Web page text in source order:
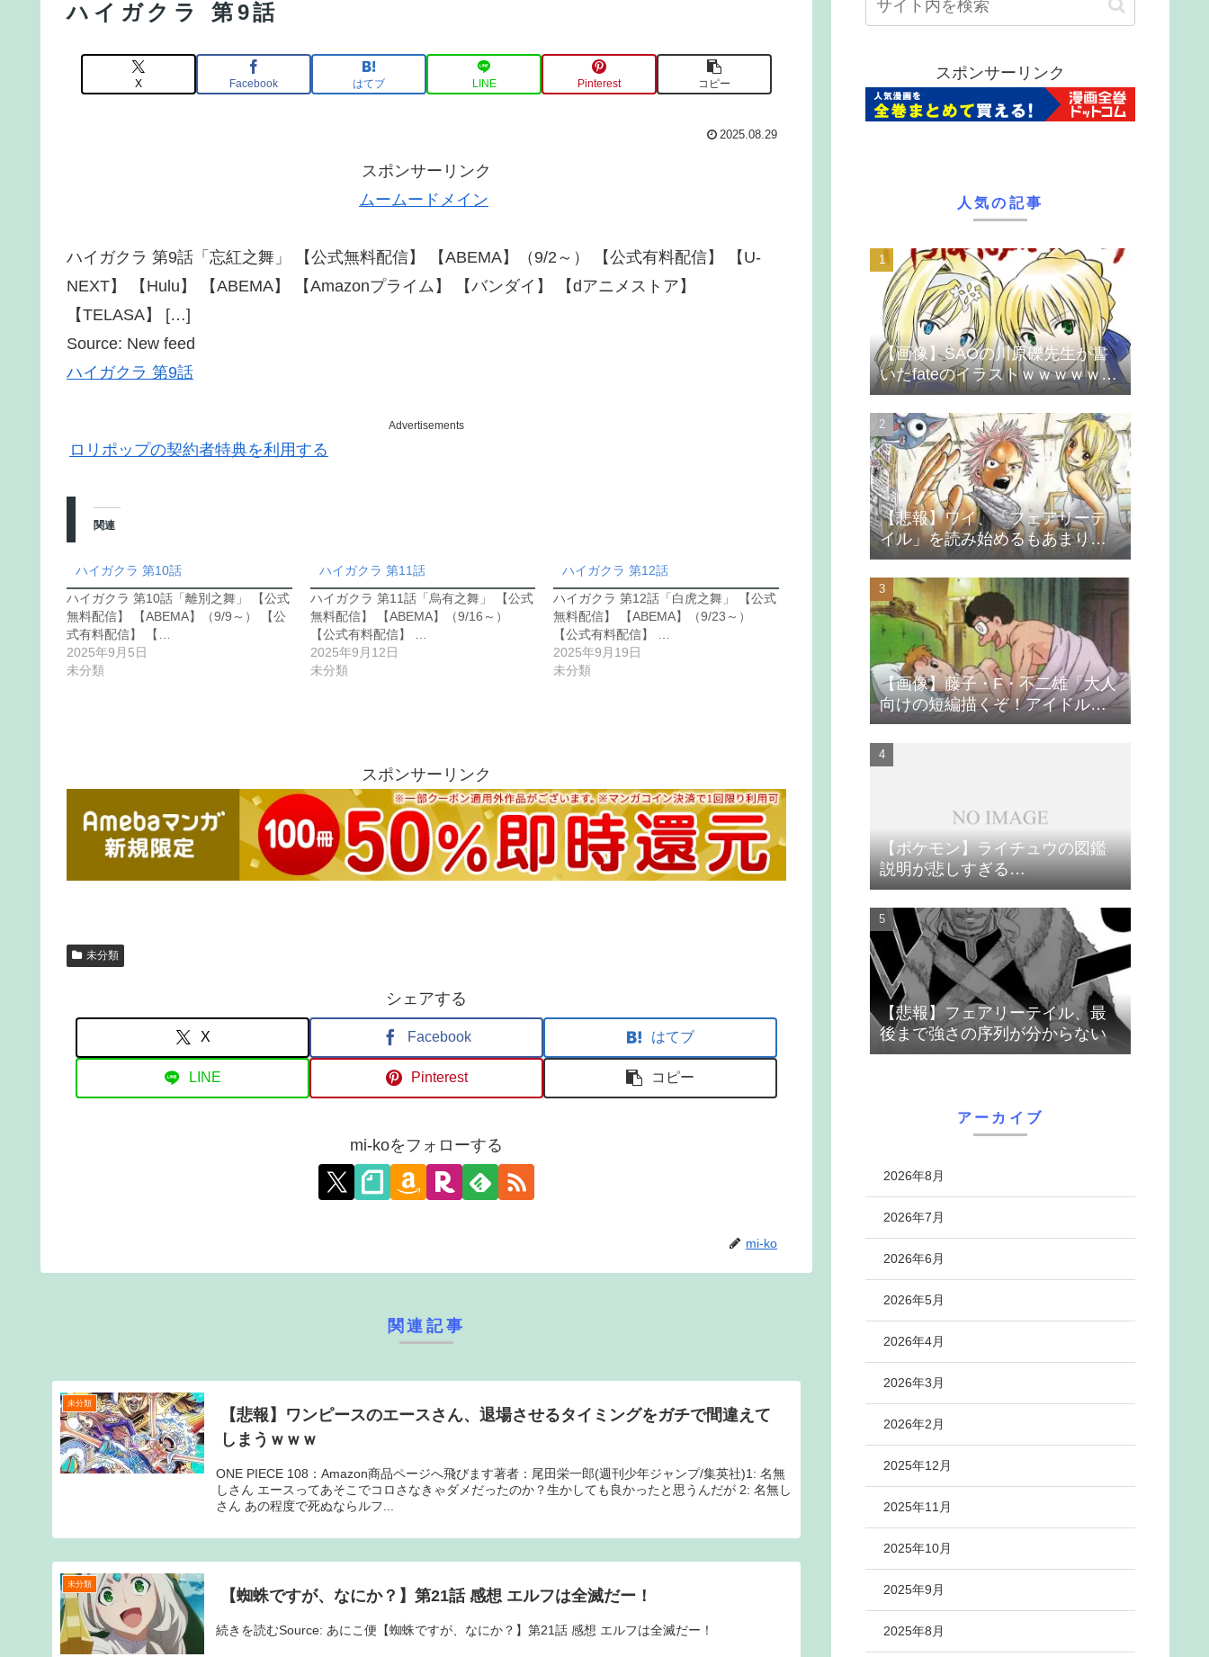
ハイガクラ 第9話
X Facebook はてブ LINE Pinterest コピー
2025.08.29
スポンサーリンク
ムームードメイン
ハイガクラ 第9話「忘紅之舞」 【公式無料配信】 【ABEMA】（9/2～） 【公式有料配信】 【U-
NEXT】 【Hulu】 【ABEMA】 【Amazonプライム】 【バンダイ】 【dアニメストア】
【TELASA】 […]
Source: New feed
ハイガクラ 第9話
Advertisements
ロリポップの契約者特典を利用する
関連
ハイガクラ 第10話
ハイガクラ 第10話「離別之舞」 【公式
無料配信】 【ABEMA】（9/9～） 【公
式有料配信】 【…
2025年9月5日
未分類
ハイガクラ 第11話
ハイガクラ 第11話「烏有之舞」 【公式
無料配信】 【ABEMA】（9/16～）
【公式有料配信】 …
2025年9月12日
未分類
ハイガクラ 第12話
ハイガクラ 第12話「白虎之舞」 【公式
無料配信】 【ABEMA】（9/23～）
【公式有料配信】 …
2025年9月19日
未分類
スポンサーリンク
未分類
シェアする
X Facebook はてブ
LINE Pinterest コピー
mi-koをフォローする
mi-ko
関連記事
未分類
【悲報】ワンピースのエースさん、退場させるタイミングをガチで間違えて
しまうｗｗｗ
ONE PIECE 108：Amazon商品ページへ飛びます著者：尾田栄一郎(週刊少年ジャンプ/集英社)1: 名無
しさん エースってあそこでコロさなきゃダメだったのか？生かしても良かったと思うんだが 2: 名無し
さん あの程度で死ぬならルフ...
未分類
【蜘蛛ですが、なにか？】第21話 感想 エルフは全滅だー！
続きを読むSource: あにこ便【蜘蛛ですが、なにか？】第21話 感想 エルフは全滅だー！
スポンサーリンク
人気の記事
【画像】SAOの川原礫先生が書
いたfateのイラストｗｗｗｗｗｗ
ｗｗｗ
【悲報】ワイ、「フェアリーテ
イル」を読み始めるもあまりの
つまらなさに挫折する
【画像】藤子・F・不二雄「大人
向けの短編描くぞ！アイドルが
無理やり抱かれるシーン入れ
よ」
【ポケモン】ライチュウの図鑑
説明が悲しすぎる…
【悲報】フェアリーテイル、最
後まで強さの序列が分からない
アーカイブ
2026年8月
2026年7月
2026年6月
2026年5月
2026年4月
2026年3月
2026年2月
2025年12月
2025年11月
2025年10月
2025年9月
2025年8月